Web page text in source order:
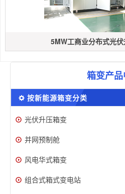
5MW工商业分布式光
箱变产
按新能源箱变分类
光伏升压箱变
并网预制舱
风电华式箱变
组合式箱式变电站